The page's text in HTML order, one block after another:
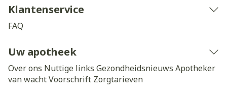
Klantenservice
FAQ
Uw apotheek
Over ons Nuttige links Gezondheidsnieuws Apotheker
van wachtVoorschrift Zorgtarieven